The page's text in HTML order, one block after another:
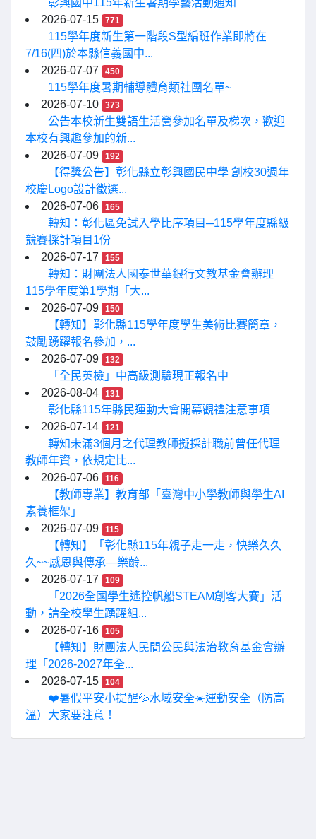
彰興國中115年新生暑期學藝活動通知
2026-07-15
771
115學年度新生第一階段S型編班作業即將在
7/16(四)於本縣信義國中...
2026-07-07
450
115學年度暑期輔導體育類社團名單~
2026-07-10
373
公告本校新生雙語生活營參加名單及梯次，歡迎
本校有興趣參加的新...
2026-07-09
192
【得獎公告】彰化縣立彰興國民中學 創校30週年
校慶Logo設計徵選...
2026-07-06
165
轉知：彰化區免試入學比序項目─115學年度縣級
競賽採計項目1份
2026-07-17
155
轉知：財團法人國泰世華銀行文教基金會辦理
115學年度第1學期「大...
2026-07-09
150
【轉知】彰化縣115學年度學生美術比賽簡章，
鼓勵踴躍報名參加，...
2026-07-09
132
「全民英檢」中高級測驗現正報名中
2026-08-04
131
彰化縣115年縣民運動大會開幕觀禮注意事項
2026-07-14
121
轉知未滿3個月之代理教師擬採計職前曾任代理
教師年資，依規定比...
2026-07-06
116
【教師專業】教育部「臺灣中小學教師與學生AI
素養框架」
2026-07-09
115
【轉知】「彰化縣115年親子走一走，快樂久久
久~~感恩與傳承—樂齡...
2026-07-17
109
「2026全國學生遙控帆船STEAM創客大賽」活
動，請全校學生踴躍組...
2026-07-16
105
【轉知】財團法人民間公民與法治教育基金會辦
理「2026-2027年全...
2026-07-15
104
❤️暑假平安小提醒💦水域安全☀️運動安全（防高
溫）大家要注意！